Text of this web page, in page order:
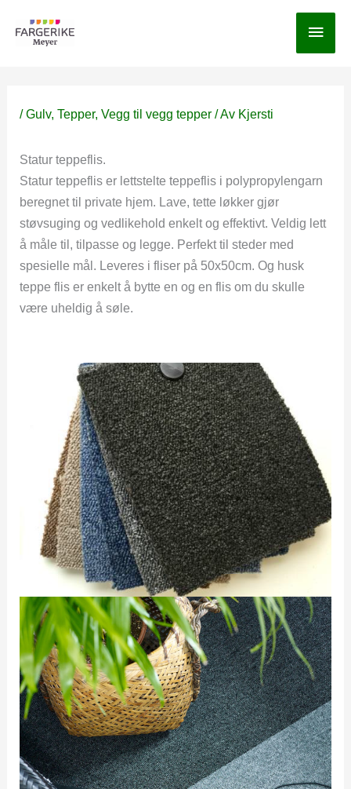
rett
/Gulv,Tepper,Vegg til vegg tepper / Av Kjersti
Statur teppeflis.
Statur teppeflis er lettstelte teppeflis i polypropylengarn
beregnet til private hjem. Lave, tette løkker gjør
støvsuging og vedlikehold enkelt og effektivt. Veldig lett
å måle til, tilpasse og legge. Perfekt til steder med
spesielle mål. Leveres i fliser på 50x50cm. Og husk
teppe flis er enkelt å bytte en og en flis om du skulle
være uheldig å søle.